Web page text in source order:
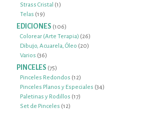
Strass Cristal 11
Telas 1919
productos
EDICIONES 106106
productos
Colorear (Arte Terapia) 2626
productos
Dibujo, Acuarela, Óleo 2020
Varios 3636
productos
PINCELES 7575
productos
Pinceles Redondos 1212
productos
Pinceles Planos y Especiales 3434
Paletinas y Rodillos 1717
Set de Pinceles 1212